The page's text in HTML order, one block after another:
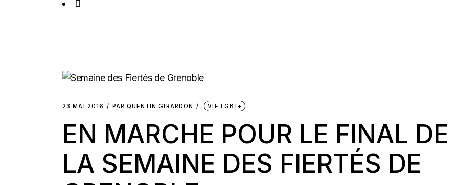
23 MAI 2016 PAR QUENTIN GIRARDON VIE LGBT+
EN MARCHE POUR LE FINAL DE
LA SEMAINE DES FIERTÉS DE